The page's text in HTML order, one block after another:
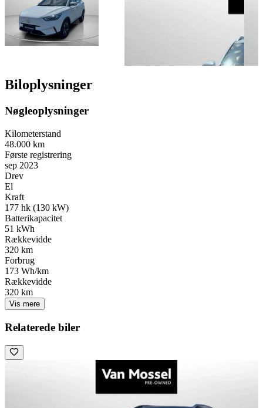
Biloplysninger
Nøgleoplysninger
Kilometerstand
48.000 km
Første registrering
sep 2023
Drev
El
Kraft
177 hk (130 kW)
Batterikapacitet
51 kWh
Rækkevidde
320 km
Forbrug
173 Wh/km
Rækkevidde
320 km
Vis mere
Relaterede biler